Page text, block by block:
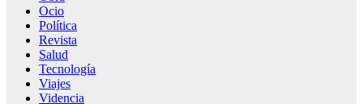
Ocio
Política
Revista
Salud
Tecnología
Viajes
Videncia